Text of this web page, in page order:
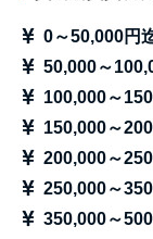
0～50,000円
50,000～
100,000～
150,000～
200,000～
250,000～
350,000～